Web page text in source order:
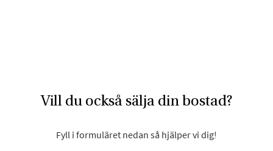
Vill du också sälja din bostad?
Fyll i formuläret nedan så hjälper vi dig!